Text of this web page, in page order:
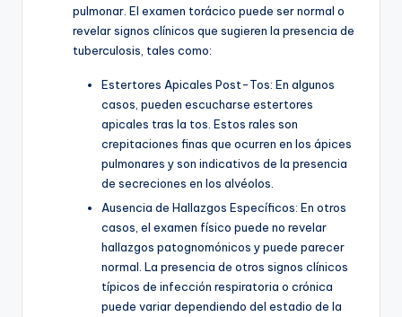
pulmonar. El examen torácico puede ser normal o
revelar signos clínicos que sugieren la presencia de
tuberculosis, tales como:
Estertores Apicales Post-Tos: En algunos
casos, pueden escucharse estertores
apicales tras la tos. Estos rales son
crepitaciones finas que ocurren en los ápices
pulmonares y son indicativos de la presencia
de secreciones en los alvéolos.
Ausencia de Hallazgos Específicos: En otros
casos, el examen físico puede no revelar
hallazgos patognomónicos y puede parecer
normal. La presencia de otros signos clínicos
típicos de infección respiratoria o crónica
puede variar dependiendo del estadio de la